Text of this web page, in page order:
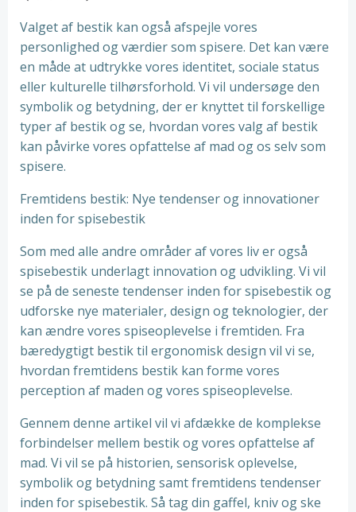
Valget af bestik kan også afspejle vores
personlighed og værdier som spisere. Det kan være
en måde at udtrykke vores identitet, sociale status
eller kulturelle tilhørsforhold. Vi vil undersøge den
symbolik og betydning, der er knyttet til forskellige
typer af bestik og se, hvordan vores valg af bestik
kan påvirke vores opfattelse af mad og os selv som
spisere.
Fremtidens bestik: Nye tendenser og innovationer
inden for spisebestik
Som med alle andre områder af vores liv er også
spisebestik underlagt innovation og udvikling. Vi vil
se på de seneste tendenser inden for spisebestik og
udforske nye materialer, design og teknologier, der
kan ændre vores spiseoplevelse i fremtiden. Fra
bæredygtigt bestik til ergonomisk design vil vi se,
hvordan fremtidens bestik kan forme vores
perception af maden og vores spiseoplevelse.
Gennem denne artikel vil vi afdække de komplekse
forbindelser mellem bestik og vores opfattelse af
mad. Vi vil se på historien, sensorisk oplevelse,
symbolik og betydning samt fremtidens tendenser
inden for spisebestik. Så tag din gaffel, kniv og ske